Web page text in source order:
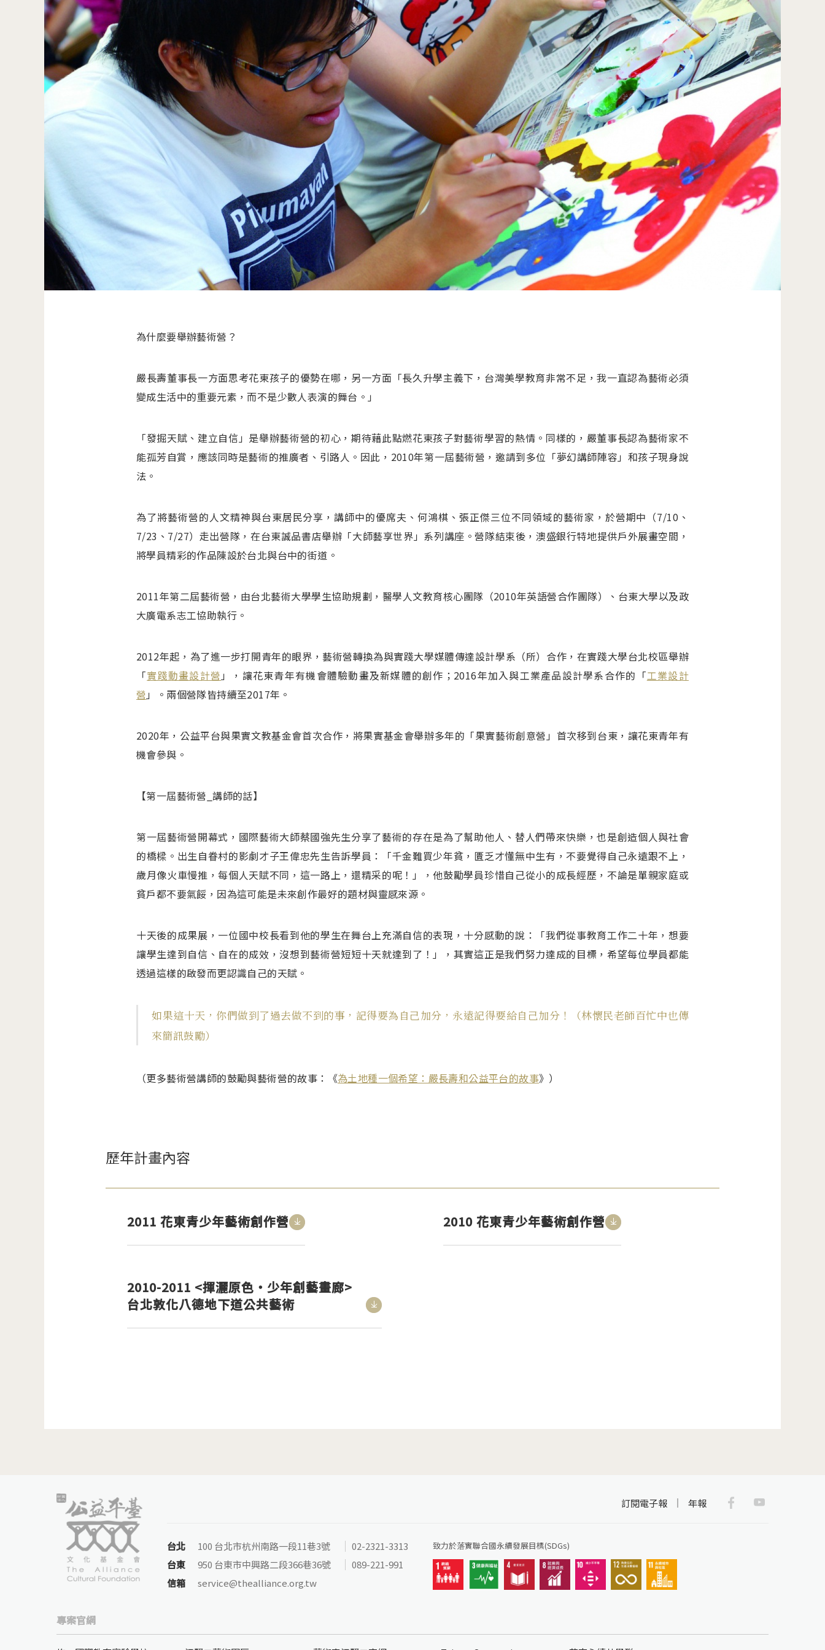
為什麼要舉辦藝術營？
嚴長壽董事長一方面思考花東孩子的優勢在哪，另一方面「長久升學主義下，台灣美學教育非常不足，我一直認為藝術必須
變成生活中的重要元素，而不是少數人表演的舞台。」
「發掘天賦、建立自信」是舉辦藝術營的初心，期待藉此點燃花東孩子對藝術學習的熱情。同樣的，嚴董事長認為藝術家不
能孤芳自賞，應該同時是藝術的推廣者、引路人。因此，2010年第一屆藝術營，邀請到多位「夢幻講師陣容」和孩子現身說
法。
為了將藝術營的人文精神與台東居民分享，講師中的優席夫、何鴻棋、張正傑三位不同領域的藝術家，於營期中（7/10、
7/23、7/27）走出營隊，在台東誠品書店舉辦「大師藝享世界」系列講座。營隊結束後，澳盛銀行特地提供戶外展畫空間，
將學員精彩的作品陳設於台北與台中的街道。
2011年第二屆藝術營，由台北藝術大學學生協助規劃，醫學人文教育核心團隊（2010年英語營合作團隊）、台東大學以及政
大廣電系志工協助執行。
2012年起，為了進一步打開青年的眼界，藝術營轉換為與實踐大學媒體傳達設計學系（所）合作，在實踐大學台北校區舉辦
「實踐動畫設計營 」，讓花東青年有機會體驗動畫及新媒體的創作；2016年加入與工業產品設計學系合作的「工業設計
營 」。兩個營隊皆持續至2017年。
2020年，公益平台與果實文教基金會首次合作，將果實基金會舉辦多年的「果實藝術創意營」首次移到台東，讓花東青年有
機會參與。
【第一屆藝術營_講師的話】
第一屆藝術營開幕式，國際藝術大師蔡國強先生分享了藝術的存在是為了幫助他人、替人們帶來快樂，也是創造個人與社會
的橋樑。出生自眷村的影劇才子王偉忠先生告訴學員：「千金難買少年貧，匱乏才懂無中生有，不要覺得自己永遠跟不上，
歲月像火車慢推，每個人天賦不同，這一路上，還精采的呢！」，他鼓勵學員珍惜自己從小的成長經歷，不論是單親家庭或
貧戶都不要氣餒，因為這可能是未來創作最好的題材與靈感來源。
十天後的成果展，一位國中校長看到他的學生在舞台上充滿自信的表現，十分感動的說：「我們從事教育工作二十年，想要
讓學生達到自信、自在的成效，沒想到藝術營短短十天就達到了！」，其實這正是我們努力達成的目標，希望每位學員都能
透過這樣的啟發而更認識自己的天賦。
如果這十天，你們做到了過去做不到的事，記得要為自己加分，永遠記得要給自己加分！（林懷民老師百忙中也傳
來簡訊鼓勵）
（更多藝術營講師的鼓勵與藝術營的故事：《為土地種一個希望：嚴長壽和公益平台的故事》）
歷年計畫內容
2011 花東青少年藝術創作營 2010 花東青少年藝術創作營
2010-2011 <揮灑原色‧少年創藝畫廊>
台北敦化八德地下道公共藝術
訂閱電子報 年報
台北 100 台北市杭州南路一段11巷3號
02-2321-3313
台東
950 台東市中興路二段366巷36號
089-221-991
信箱
service@thealliance.org.tw
致力於落實聯合國永續發展目標(SDGs)
專案官網